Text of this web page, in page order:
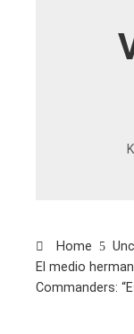
Home
El medio
Commanders: